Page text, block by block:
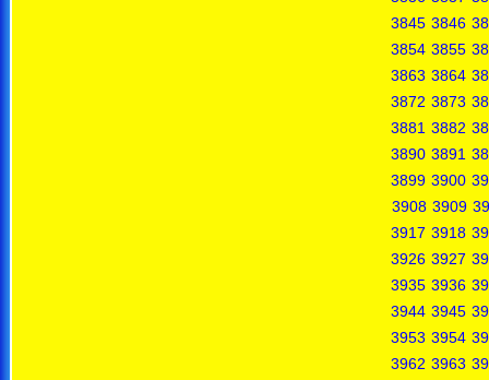
3845 3846
3854 3855
3863 3864
3872 3873
3881 3882
3890 3891
3899 3900
3908 3909
3917 3918
3926 3927
3935 3936
3944 3945
3953 3954
3962 3963